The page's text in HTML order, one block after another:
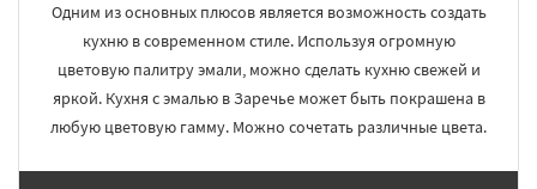
Одним из основных плюсов является возможность создать
кухню в современном стиле. Используя огромную
цветовую палитру эмали, можно сделать кухню свежей и
яркой. Кухня с эмалью в Заречье может быть покрашена в
любую цветовую гамму. Можно сочетать различные цвета.